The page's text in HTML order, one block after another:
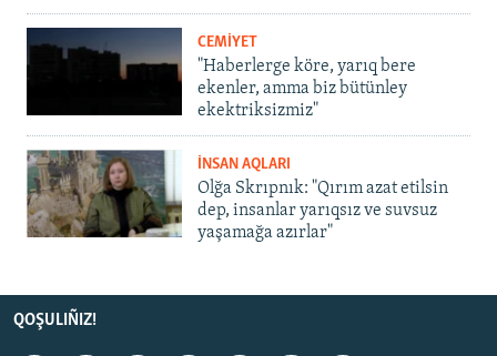
CEMİYET
"Haberlerge köre, yarıq bere
ekenler, amma biz bütünley
ekektriksizmiz"
İNSAN AQLARI
Olğa Skrıpnık: "Qırım azat etilsin
dep, insanlar yarıqsız ve suvsuz
yaşamağa azırlar"
QOŞULIÑIZ!